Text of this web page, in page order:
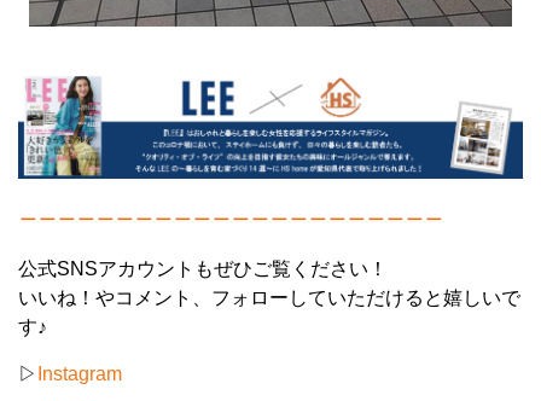
公式SNSアカウントもぜひご覧ください！
いいね！やコメント、フォローしていただけると嬉しいで
す♪
▷ Instagram